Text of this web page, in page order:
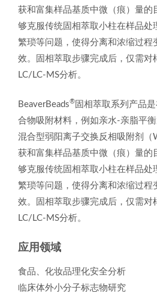
获和富集样品基质中微（痕）量的
够克服传统固相萃取小柱在样品处
繁琐等问题，使得分离和浓缩过程
效。固相萃取步骤完成后，仅需对
LC/LC-MS分析。
BeaverBeads® 固相萃取系列产品
合物吸附材料，例如亲水-亲脂平
混合型弱阳离子交换反相吸附剂（
获和富集样品基质中微（痕）量的
够克服传统固相萃取小柱在样品处
繁琐等问题，使得分离和浓缩过程
效。固相萃取步骤完成后，仅需对
LC/LC-MS分析。
应用领域
食品、化妆品理化安全分析
临床体外小分子标志物研究